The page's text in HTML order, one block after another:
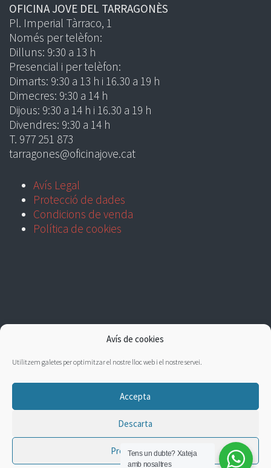
Avís de cookies
Utilitzem galetes per optimitzar el nostre lloc web i el nostre servei.
Accepta
Descarta
Preferències
OFICINA JOVE DEL TARRAGONÈS
Pl. Imperial Tàrraco, 1
Només per telèfon:
Dilluns: 9:30 a 13 h
Presencial i per telèfon:
Dimarts: 9:30 a 13 h i 16.30 a 19 h
Dimecres: 9:30 a 14 h
Dijous: 9:30 a 14 h i 16.30 a 19 h
Divendres: 9:30 a 14 h
T. 977 251 873
tarragones@oficinajove.cat
Avís Legal
Protecció de dades
Condicions de venda
Política de cookies
Tens un dubte? Xateja
amb nosaltres